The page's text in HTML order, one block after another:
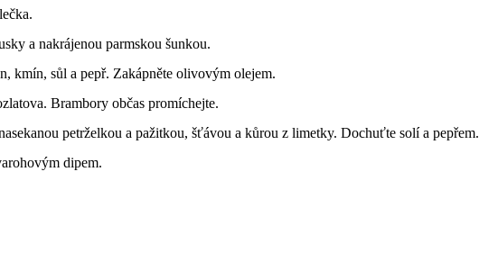
a nakrájenou parmskou šunkou.
kmín, sůl a pepř. Zakápněte olivovým olejem.
Brambory občas promíchejte.
petrželkou a pažitkou, šťávou a kůrou z limetky. Dochuťte solí a pepřem.
dipem.